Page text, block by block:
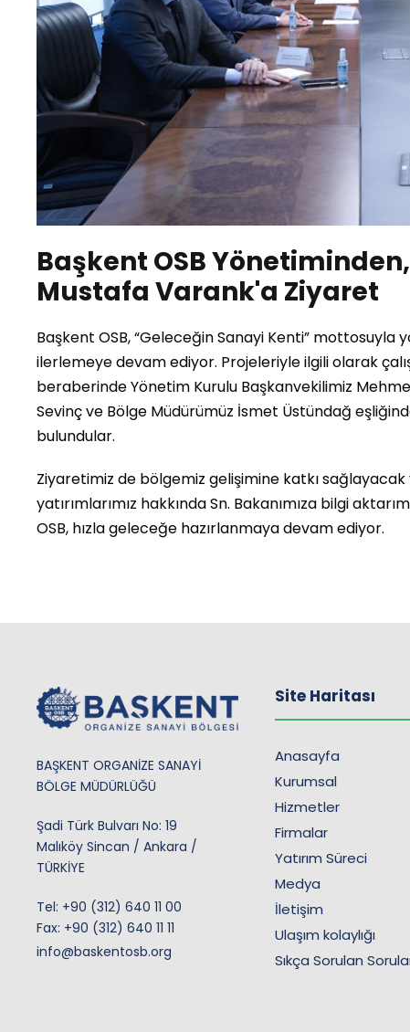
Başkent OSB
Mustafa Varank'a Ziyaret
Başkent OSB, “Geleceğin Sanayi Kenti”
ilerlemeye devam ediyor. Projeleriyle ilgili olarak
beraberinde Yönetim Kurulu Başkanvekilimiz
Sevinç ve Bölge Müdürümüz İsmet Üstündağ
bulundular.
Ziyaretimiz de bölgemiz gelişimine katkı
yatırımlarımız hakkında Sn. Bakanımıza bilgi
OSB, hızla geleceğe hazırlanmaya devam ediyor.
BAŞKENT ORGANİZE SANAYİ
BÖLGE MÜDÜRLÜĞÜ
Şadi Türk Bulvarı No: 19
Malıköy Sincan / Ankara /
TÜRKİYE
Tel: +90 (312) 640 11 00
Fax: +90 (312) 640 11 11
info@baskentosb.org
Site Haritası
Anasayfa
Kurumsal
Hizmetler
Firmalar
Yatırım Süreci
Medya
İletişim
Ulaşım kolaylığı
Sıkça Sorulan